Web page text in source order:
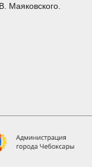
Маяковского.